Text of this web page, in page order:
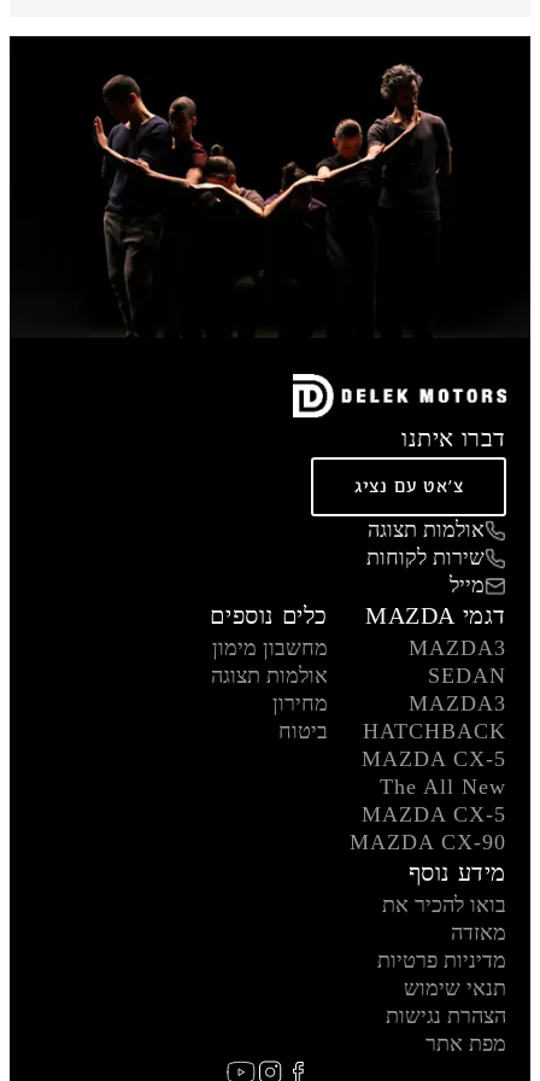
דברו איתנו
צ'אט עם נציג
אולמות תצוגה
שירות לקוחות
מייל
דגמי MAZDA
MAZDA3
SEDAN
MAZDA3
HATCHBACK
MAZDA CX-5
The All New
MAZDA CX-5
MAZDA CX-90
כלים נוספים
מחשבון מימון
אולמות תצוגה
מחירון
ביטוח
מידע נוסף
בואו להכיר את
מאזדה
מדיניות פרטיות
תנאי שימוש
הצהרת נגישות
מפת אתר